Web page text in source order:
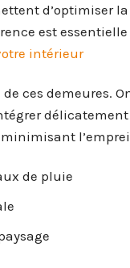
est
intérieur
ces demeures.
de pluie